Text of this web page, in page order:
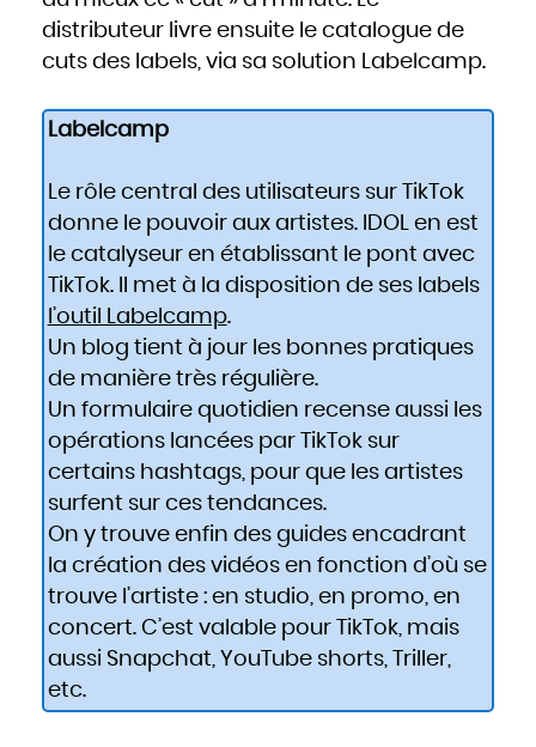
distributeur livre ensuite le catalogue de
cuts des labels, via sa solution Labelcamp.
Labelcamp
Le rôle central des utilisateurs sur TikTok
donne le pouvoir aux artistes. IDOL en est
le catalyseur en établissant le pont avec
TikTok. Il met à la disposition de ses labels
l’outil Labelcamp.
Un blog tient à jour les bonnes pratiques
de manière très régulière.
Un formulaire quotidien recense aussi les
opérations lancées par TikTok sur
certains hashtags, pour que les artistes
surfent sur ces tendances.
On y trouve enfin des guides encadrant
la création des vidéos en fonction d’où se
trouve l’artiste : en studio, en promo, en
concert. C’est valable pour TikTok, mais
aussi Snapchat, YouTube shorts, Triller,
etc.